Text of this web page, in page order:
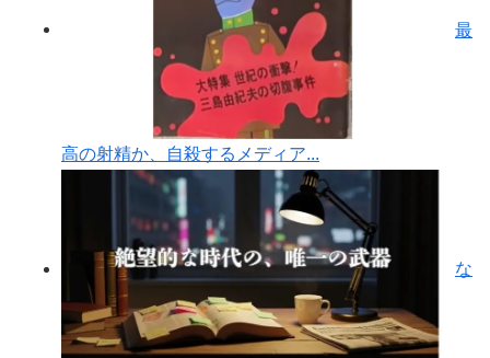
最
高の射精か、自殺するメディア...
な